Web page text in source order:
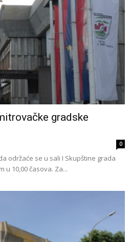
gradske
0
održaće se u sali I Skupštine grada
u 10,00 časova. Za...